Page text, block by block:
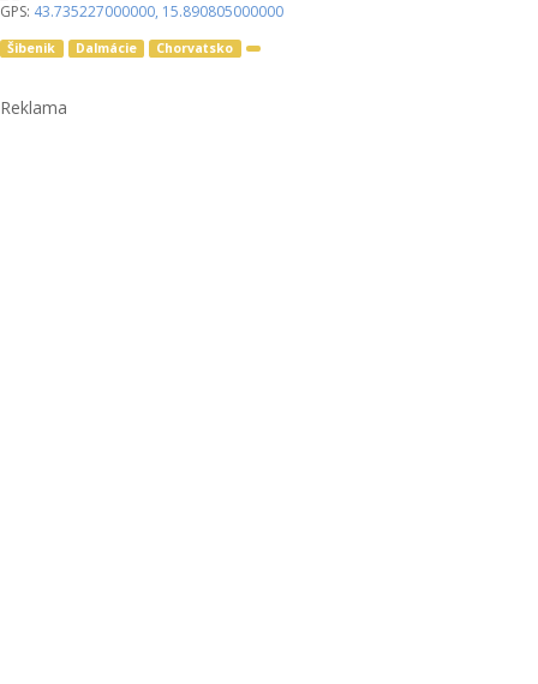
GPS: 43.735227000000, 15.890805000000
Šibenik Dalmácie Chorvatsko
Reklama